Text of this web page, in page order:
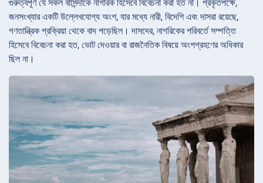
গুরুত্বপূর্ণ যে সকল বাসিন্দাকে নাগরিক হিসেবে বিবেচনা করা হত না। প্রকৃতপক্ষে,
জনসংখ্যার একটি উল্লেখযোগ্য অংশ, যার মধ্যে নারী, বিদেশি এবং দাসরা রয়েছে,
গণতান্ত্রিক প্রক্রিয়া থেকে বাদ পড়েছিল। দাসদের, নাগরিকের পরিবর্তে সম্পত্তি
হিসেবে বিবেচনা করা হত, ভোট দেওয়ার বা রাজনৈতিক বিষয়ে অংশগ্রহণের অধিকার
ছিল না।